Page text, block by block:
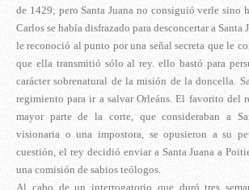
de 1429; pero Santa Juana no consiguió verle sino
Carlos se había disfrazado para desconcertar a Santa
le reconoció al punto por una señal secreta que le
que ella transmitió sólo al rey. ello bastó para
carácter sobrenatural de la misión de la doncella.
regimiento para ir a salvar Orleáns. El favorito del
mayor parte de la corte, que consideraban a
visionaria o una impostora, se opusieron a su
cuestión, el rey decidió enviar a Santa Juana a
una comisión de sabios teólogos.
Al cabo de un interrogatorio que duró tres